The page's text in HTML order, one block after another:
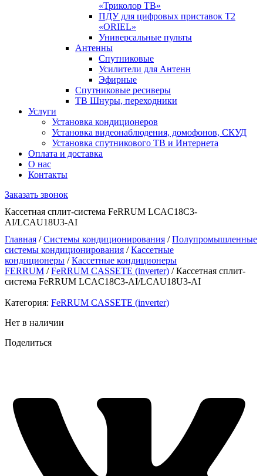
«Триколор ТВ»
ПДУ для цифровых приставок Т2
«ORIEL»
Универсальные пульты
Антенны
Спутниковые
Усилители для Антенн
Эфирные
Спутниковые ресиверы
ТВ Шнуры, переходники
Услуги
Установка кондиционеров
Установка видеонаблюдения, домофонов, СКУД
Установка спутникового ТВ и Интернета
Оплата и доставка
О нас
Контакты
Заказать звонок
Кассетная сплит-система FeRRUM LCAC18C3-
AI/LCAU18U3-AI
Главная /Системы кондиционирования /Полупромышленные
системы кондиционирования /Кассетные
кондиционеры /Кассетные кондиционеры
FERRUM /FeRRUM CASSETE (inverter) / Кассетная сплит-
система FeRRUM LCAC18C3-AI/LCAU18U3-AI
Категория: FeRRUM CASSETE (inverter)
Нет в наличии
Поделиться